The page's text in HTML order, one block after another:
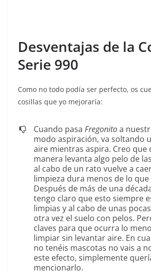
Desventajas de la
Serie 990
Como no todo podía ser perfecto, os
cosillas que yo mejoraría:
Cuando pasa Fregonitoa
modo aspiración, va soltando
aire mientras aspira. Creo que
manera levanta algo pelo de
al cabo de un rato vuelve a
limpieza dura menos de lo
Después de más de una
tengo claro que esto siempre
limpias y al cabo de unas
otra vez el suelo con pelos.
claves para que ocurra lo
limpiar sin levantar aire. En
no tenéis mascotas no vais a
este efecto, simplemente
mencionarlo.